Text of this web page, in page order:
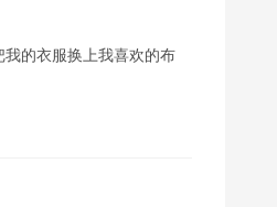
的衣服换上我喜欢的布